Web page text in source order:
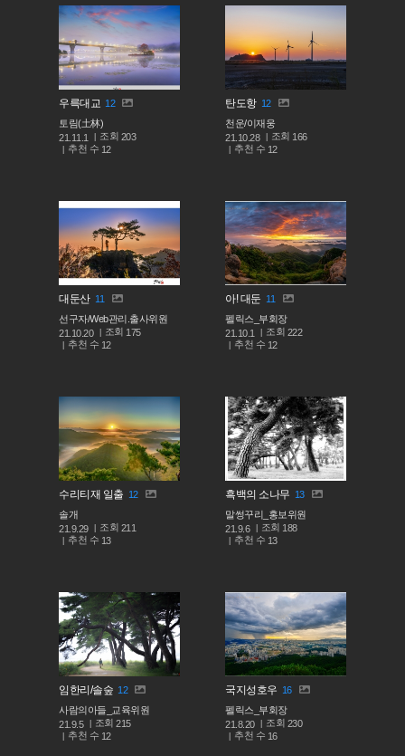
우륵대교 12
토림(土林)
21.11.1
조회 203
추천 수 12
탄도항 12
천운/이재웅
21.10.28
조회 166
추천 수 12
대둔산 11
선구자/Web관리.출사위원
21.10.20
조회 175
추천 수 12
아! 대둔 11
펠릭스_부회장
21.10.1
조회 222
추천 수 12
수리티재 일출 12
솔개
21.9.29
조회 211
추천 수 13
흑백의 소나무 13
말썽꾸리_홍보위원
21.9.6
조회 188
추천 수 13
임한리/솔숲 12
사람의아들_교육위원
21.9.5
조회215
추천 수 12
국지성호우 16
펠릭스_부회장
21.8.20
조회 230
추천 수 16